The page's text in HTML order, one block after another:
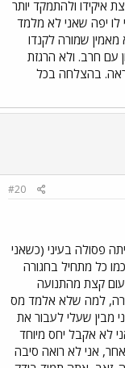
איקידו ולהתמקד יותר
לו יפה שאני לא מלמד
מאמין שמורה לקנדו
עם חרב. ולא הרגזת
בהצלחה בכל
#20
פסולה בעיני (כשאני
כל מתחיל בחגורה
קצת מהתנועה
למה שלא אלמד מס
מבין שעלי לעבור את
לא אקבל יחס מיוחד
אני לא רואה סיבה